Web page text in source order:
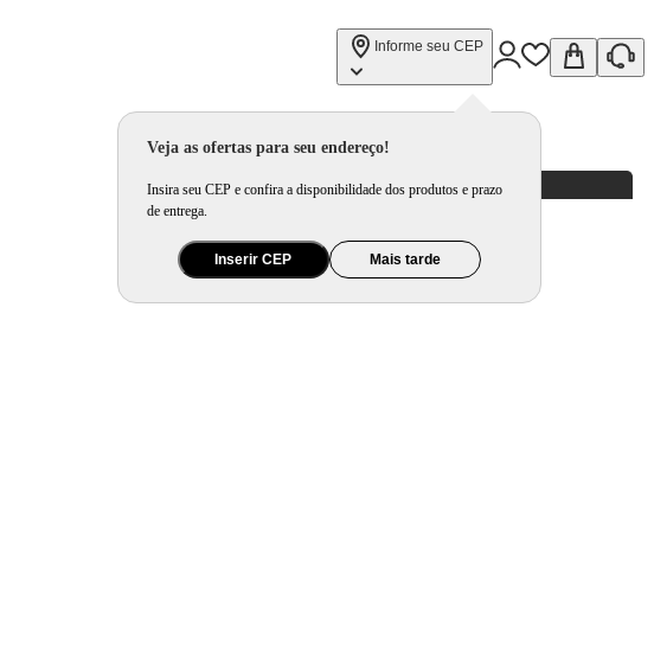
Informe seu CEP
Veja as ofertas para seu endereço!
Insira seu CEP e confira a disponibilidade dos produtos e prazo
de entrega.
Inserir CEP Mais tarde